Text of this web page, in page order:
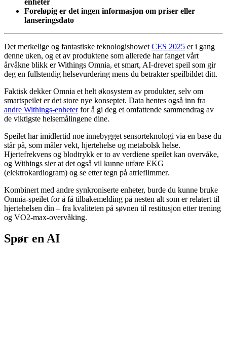
Foreløpig er det ingen informasjon om priser eller
lanseringsdato
Det merkelige og fantastiske teknologishowet CES 2025 er i gang
denne uken, og et av produktene som allerede har fanget vårt
årvåkne blikk er Withings Omnia, et smart, AI-drevet speil som gir
deg en fullstendig helsevurdering mens du betrakter speilbildet ditt.
Faktisk dekker Omnia et helt økosystem av produkter, selv om
smartspeilet er det store nye konseptet. Data hentes også inn fra
andre Withings-enheterfor å gi deg et omfattende sammendrag av
de viktigste helsemålingene dine.
Speilet har imidlertid noe innebygget sensorteknologi via en base du
står på, som måler vekt, hjertehelse og metabolsk helse.
Hjertefrekvens og blodtrykk er to av verdiene speilet kan overvåke,
og Withings sier at det også vil kunne utføre EKG
(elektrokardiogram) og se etter tegn på atrieflimmer.
Kombinert med andre synkroniserte enheter, burde du kunne bruke
Omnia-speilet for å få tilbakemelding på nesten alt som er relatert til
hjertehelsen din – fra kvaliteten på søvnen til restitusjon etter trening
og VO2-max-overvåking.
Spør en AI